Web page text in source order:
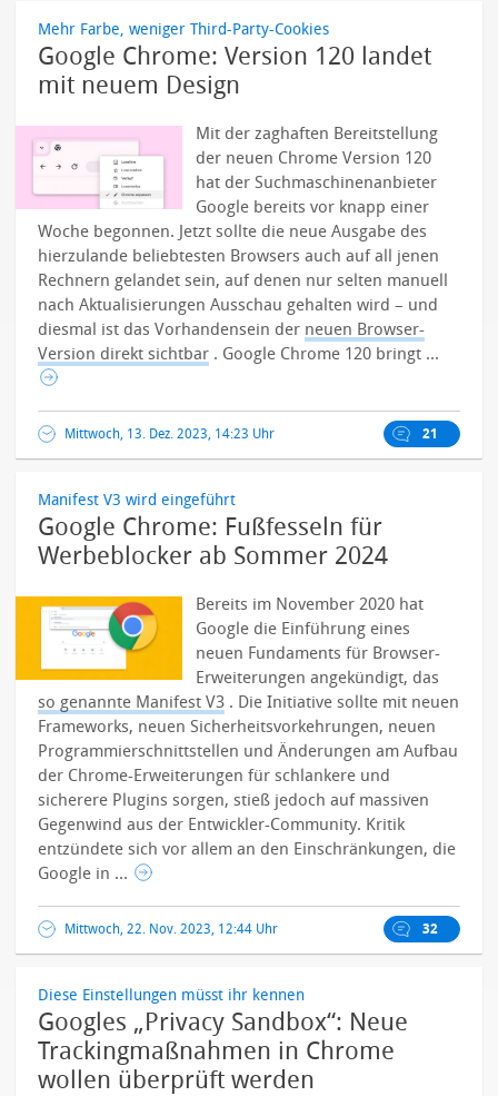
Mehr Farbe, weniger Third-Party-Cookies
Google Chrome: Version 120 landet
mit neuem Design
Mit der zaghaften Bereitstellung
der neuen Chrome Version 120
hat der Suchmaschinenanbieter
Google bereits vor knapp einer
Woche begonnen. Jetzt sollte die neue Ausgabe des
hierzulande beliebtesten Browsers auch auf all jenen
Rechnern gelandet sein, auf denen nur selten manuell
nach Aktualisierungen Ausschau gehalten wird – und
diesmal ist das Vorhandensein der neuen Browser-
Version direkt sichtbar . Google Chrome 120 bringt ...
Mittwoch, 13. Dez. 2023, 14:23 Uhr 21
Manifest V3 wird eingeführt
Google Chrome: Fußfesseln für
Werbeblocker ab Sommer 2024
Bereits im November 2020 hat
Google die Einführung eines
neuen Fundaments für Browser-
Erweiterungen angekündigt, das
so genannte Manifest V3 . Die Initiative sollte mit neuen
Frameworks, neuen Sicherheitsvorkehrungen, neuen
Programmierschnittstellen und Änderungen am Aufbau
der Chrome-Erweiterungen für schlankere und
sicherere Plugins sorgen, stieß jedoch auf massiven
Gegenwind aus der Entwickler-Community. Kritik
entzündete sich vor allem an den Einschränkungen, die
Google in ...
Mittwoch, 22. Nov. 2023, 12:44 Uhr 32
Diese Einstellungen müsst ihr kennen
Googles „Privacy Sandbox“: Neue
Trackingmaßnahmen in Chrome
wollen überprüft werden